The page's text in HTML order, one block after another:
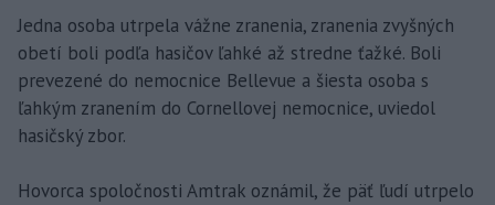
Jedna osoba utrpela vážne zranenia, zranenia zvyšných
obetí boli podľa hasičov ľahké až stredne ťažké. Boli
prevezené do nemocnice Bellevue a šiesta osoba s
ľahkým zranením do Cornellovej nemocnice, uviedol
hasičský zbor.
Hovorca spoločnosti Amtrak oznámil, že päť ľudí utrpelo